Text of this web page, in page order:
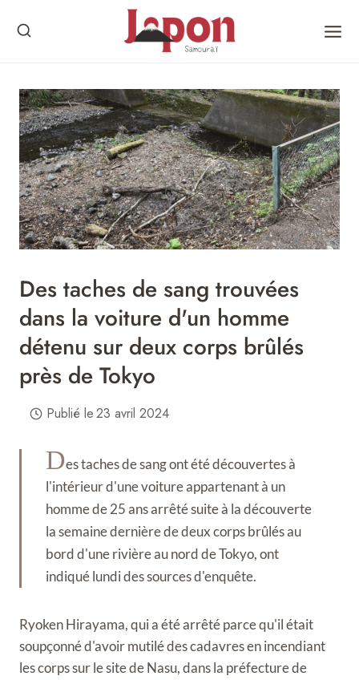
Des taches de sang trouvées
dans la voiture d'un homme
détenu sur deux corps brûlés
près de Tokyo
Publié le23 avril 2024
Des taches de sang ont été découvertes à
l'intérieur d'une voiture appartenant à un
homme de 25 ans arrêté suite à la découverte
la semaine dernière de deux corps brûlés au
bord d'une rivière au nord de Tokyo, ont
indiqué lundi des sources d'enquête.
Ryoken Hirayama, qui a été arrêté parce qu'il était
soupçonné d'avoir mutilé des cadavres en incendiant
les corps sur le site de Nasu, dans la préfecture de